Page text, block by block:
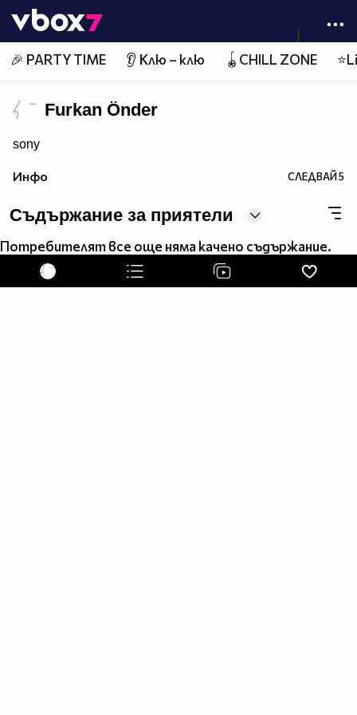
👾
🎉 PARTY TIME 👂 Клю – клю 🪀CHILL ZONE
Furkan Önder
sony
Инфо СЛЕДВАЙ5
Съдържание за приятели
Потребителят все още няма качено съдържание.